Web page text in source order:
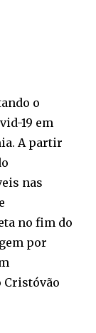
o
19 em
A partir
nas
no fim do
por
Cristóvão